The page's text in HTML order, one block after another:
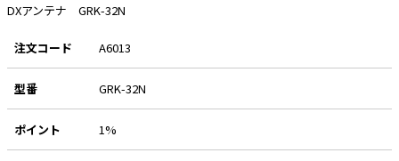
DXアンテナ GRK-32N
注文コード A6013
型番 GRK-32N
ポイント 1%